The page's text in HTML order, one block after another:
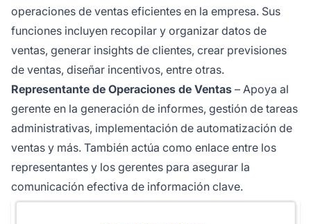
operaciones de ventas eficientes en la empresa. Sus
funciones incluyen recopilar y organizar datos de
ventas, generar insights de clientes, crear previsiones
de ventas, diseñar incentivos, entre otras.
Representante de Operaciones de Ventas – Apoya al
gerente en la generación de informes, gestión de tareas
administrativas, implementación de automatización de
ventas y más. También actúa como enlace entre los
representantes y los gerentes para asegurar la
comunicación efectiva de información clave.